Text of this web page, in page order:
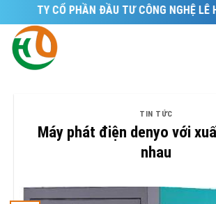
to
content
TY CỔ PHẦN ĐẦU TƯ CÔNG NGHỆ LÊ
TIN TỨC
Máy phát điện denyo với
nhau